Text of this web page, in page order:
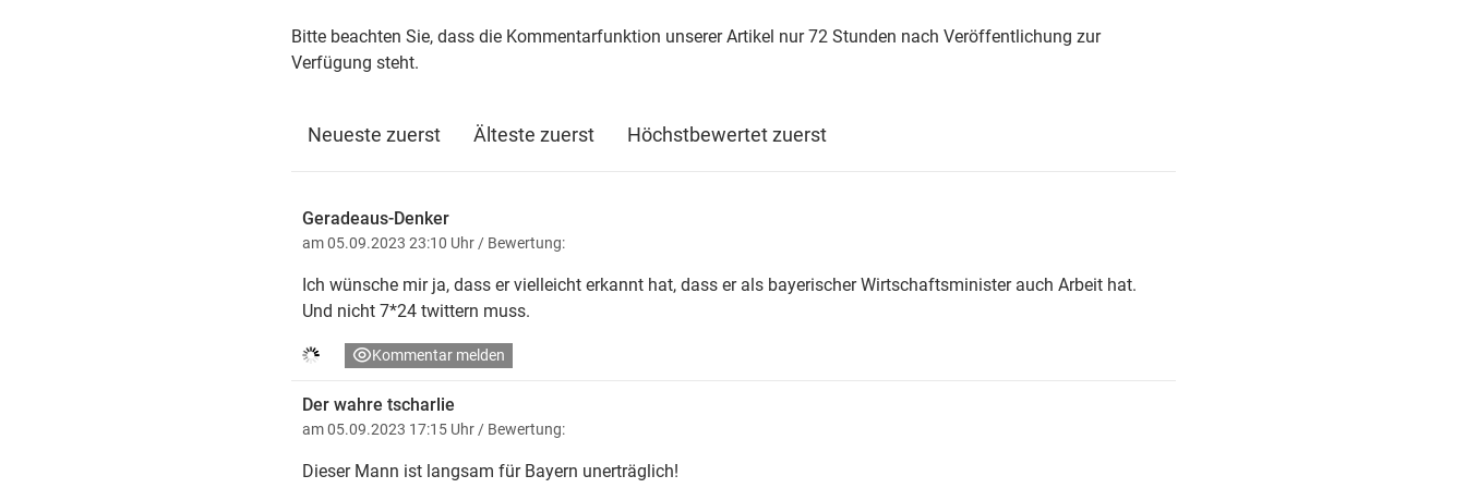
Bitte beachten Sie, dass die Kommentarfunktion unserer Artikel nur 72 Stunden nach Veröffentlichung zur
Verfügung steht.
Neueste zuerst Älteste zuerst Höchstbewertet zuerst
Geradeaus-Denker
am 05.09.2023 23:10 Uhr / Bewertung:
Ich wünsche mir ja, dass er vielleicht erkannt hat, dass er als bayerischer Wirtschaftsminister auch Arbeit hat.
Und nicht 7*24 twittern muss.
Kommentar melden
Der wahre tscharlie
am 05.09.2023 17:15 Uhr / Bewertung:
Dieser Mann ist langsam für Bayern unerträglich!